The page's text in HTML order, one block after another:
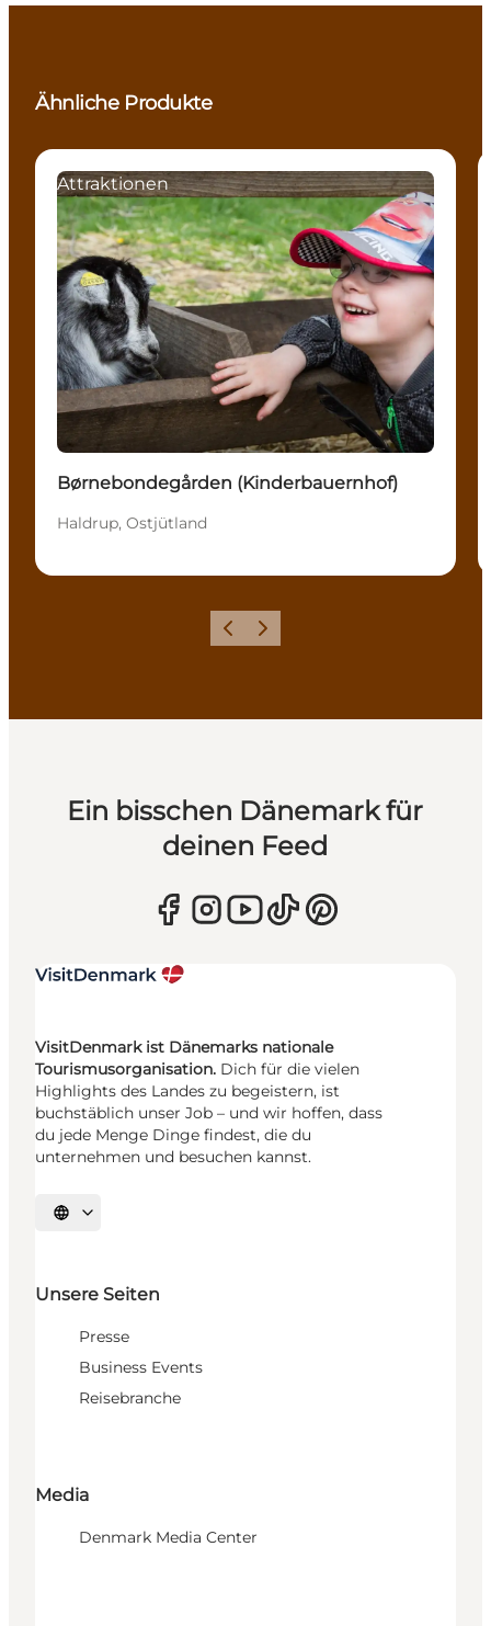
Ähnliche Produkte
Attraktionen
Børnebondegården (Kinderbauernhof)
Haldrup, Ostjütland
ZurückWeiter
Ein bisschen Dänemark für
deinen Feed
VisitDenmark ist Dänemarks nationale
Tourismusorganisation. Dich für die vielen
Highlights des Landes zu begeistern, ist
buchstäblich unser Job – und wir hoffen, dass
du jede Menge Dinge findest, die du
unternehmen und besuchen kannst.
Sprache auswählen
Unsere Seiten
Presse
Business Events
Reisebranche
Media
Denmark Media Center